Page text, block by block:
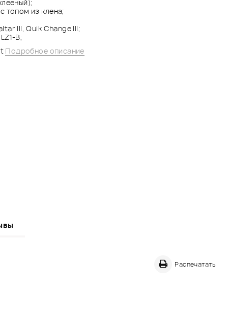
топом из клена;
III, Quik Change III;
B;
Подробное описание
Распечатать